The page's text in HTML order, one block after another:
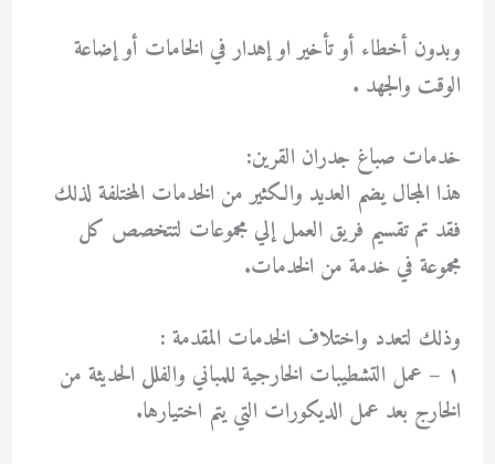
وبدون أخطاء أو تأخير او إهدار في الخامات أو إضاعة
الوقت والجهد .
خدمات صباغ جدران القرين:
هذا المجال يضم العديد والكثير من الخدمات المختلفة لذلك
فقد تم تقسيم فريق العمل إلي مجموعات لتتخصص كل
مجموعة في خدمة من الخدمات.
وذلك لتعدد واختلاف الخدمات المقدمة :
١ – عمل التشطيبات الخارجية للمباني والفلل الحديثة من
الخارج بعد عمل الديكورات التي يتم اختيارها.